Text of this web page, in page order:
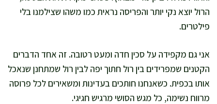
הרול יוצא נקי יותר והפריסה נראית כמו משהו שצילמנו בלי
פילטרים.
אני גם מקפידה על סכין חדה ומעט רטובה. זה אחד הדברים
הקטנים שמפרידים בין רול חתוך יפה לבין רול שמתחנן שנאכל
אותו בכפית. כשאנחנו חותכים בעדינות ומשאירים לכל פרוסה
מרווח נשימה, כל מגש הסושי מרגיש חגיגי.